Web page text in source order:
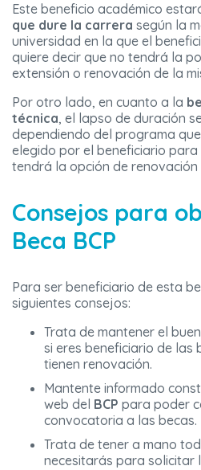
Este beneficio académico
que dure la carrera según la
universidad en la que el
quiere decir que no tendrá la
extensión o renovación de la
Por otro lado, en cuanto a la
técnica, el lapso de duración
dependiendo del programa
elegido por el beneficiario para
tendrá la opción de renovación
Consejos para
Beca BCP
Para ser beneficiario de esta
siguientes consejos:
Trata de mantener el
si eres beneficiario de las
tienen renovación.
Mantente informado
web del BCP para poder
convocatoria a las becas.
Trata de tener a mano
necesitarás para solicitar